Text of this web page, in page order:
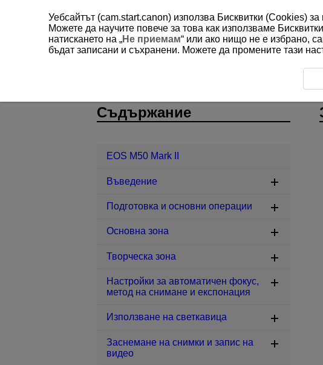
EOS M50 Mark II Настройки
Съдържание
EOS M50 Mark II
Въведение
Подготовка и основни операции
Основна зона
Творческа зона
Настройки за автоматичен фокус,
метод на снимане и експонация
Използване на светкавица
Заснемане на снимки и запис на
видео
Уебсайтът (cam.start.canon) използва Бисквитки (Cookies)
Можете да научите повече за това как използваме
натискането на „Не приемам“ или ако нищо не е избрано,
бъдат записани и съхранени. Можете да промените тази